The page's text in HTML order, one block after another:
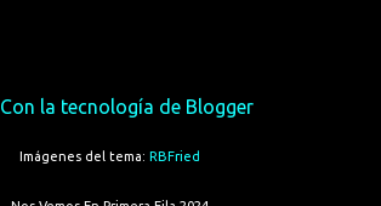
Con la tecnología de Blogger
Imágenes del tema: RBFried